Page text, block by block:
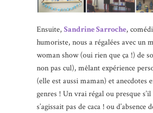
Ensuite, Sandrine Sarroche,
humoriste, nous a régalées avec un
woman show (oui rien que ça !) de
non pas cul), mêlant expérience
(elle est aussi maman) et anecdotes
genres ! Un vrai régal ou presque s’il
s’agissait pas de caca ! ou d’absence